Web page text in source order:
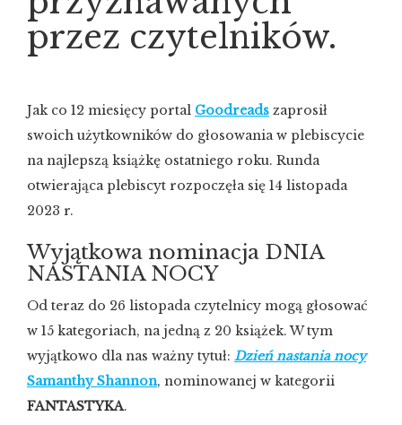
przez czytelników.
Jak co 12 miesięcy portal Goodreads zaprosił
swoich użytkowników do głosowania w plebiscycie
na najlepszą książkę ostatniego roku. Runda
otwierająca plebiscyt rozpoczęła się 14 listopada
2023 r.
Wyjątkowa nominacja DNIA
NASTANIA NOCY
Od teraz do 26 listopada czytelnicy mogą głosować
w 15 kategoriach, na jedną z 20 książek. W tym
wyjątkowo dla nas ważny tytuł: Dzień nastania nocy
Samanthy Shannon, nominowanej w kategorii
FANTASTYKA.